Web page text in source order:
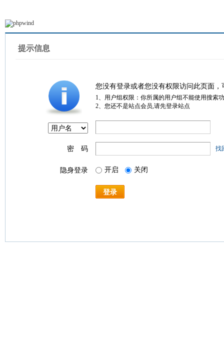
提示信息
您没有登录或者您没有权限访问此页面
1、用户组权限：你所属的用户组不能使用搜索
2、您还不是站点会员,请先登录站点
密 码 找
隐身登录 开启 关闭
登录